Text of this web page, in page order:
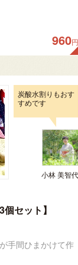
960円
炭酸水割りもおす
すめです
小林 美智代
セット】
手間ひまかけて作